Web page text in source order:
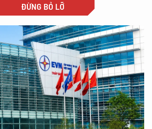
ĐỪNG BỎ LỠ